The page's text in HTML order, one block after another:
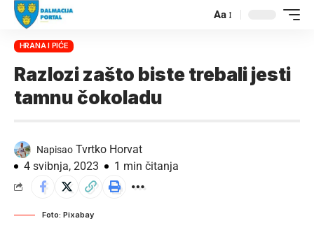
Aa
HRANA I PIĆE
Razlozi zašto biste trebali jesti
tamnu čokoladu
Napisao Tvrtko Horvat
4 svibnja, 2023
1 min čitanja
Foto: Pixabay